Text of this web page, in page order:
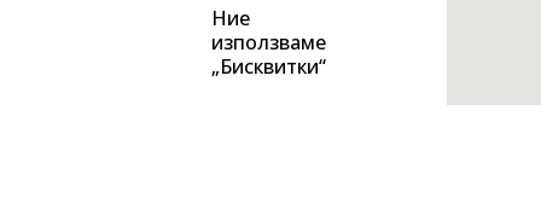
Ние
използваме
„Бисквитки“